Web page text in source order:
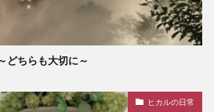
どちらも大切に～
ヒカルの日常